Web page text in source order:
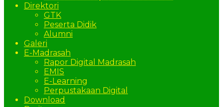
Direktori
GTK
Peserta Didik
Alumni
Galeri
E-Madrasah
Rapor Digital Madrasah
EMIS
E-Learning
Perpustakaan Digital
Download